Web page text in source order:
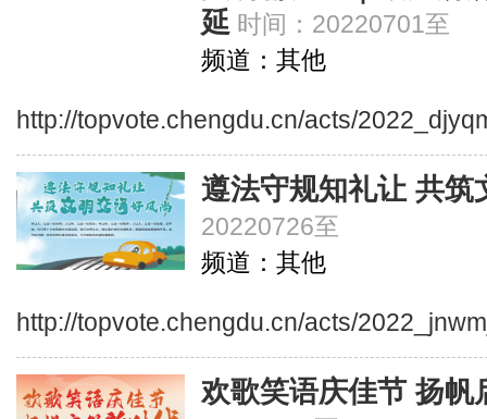
延 时间：20220701至
频道：其他
http://topvote.chengdu.cn/acts/
遵法守规知礼让 共筑
20220726至
频道：其他
http://topvote.chengdu.cn/acts/
欢歌笑语庆佳节 扬帆